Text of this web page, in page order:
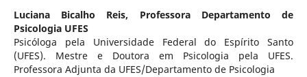
Luciana Bicalho Reis, Professora Departamento de
Psicologia UFES
Psicóloga pela Universidade Federal do Espírito Santo
(UFES). Mestre e Doutora em Psicologia pela UFES.
Professora Adjunta da UFES/Departamento de Psicologia